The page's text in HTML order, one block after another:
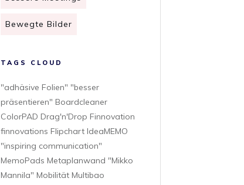
Bewegte Bilder
TAGS CLOUD
"adhäsive Folien" "besser
präsentieren" Boardcleaner
ColorPAD Drag'n'Drop Finnovation
finnovations Flipchart IdeaMEMO
"inspiring communication"
MemoPads Metaplanwand "Mikko
Mannila" Mobilität Multibao